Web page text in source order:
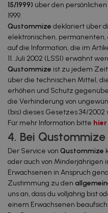
15/1999) über den
1999.
Qustommize deklariert über
elektronischen,
auf die Information, die im
11. Juli 2002 (LSSI) erwähnt
Qustommize ist zu jedem
über die technischen Mittel,
erhöhen und Schutz
die Verhinderung von
(bis) dieses Gesetzes 34/2002
Für mehr Information bitte hier
4. Bei
Der Service von Qustommize
oder auch von Minderjährigen
Erwachsenen in Anspruch
Zustimmung zu den
uns an, dass du volljährig bist
einem Erwachsenen